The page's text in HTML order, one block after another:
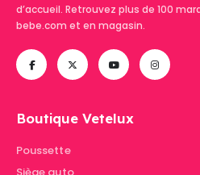
d’accueil. Retrouvez plus de 100
bebe.com et en magasin.
Boutique Vetelux
Poussette